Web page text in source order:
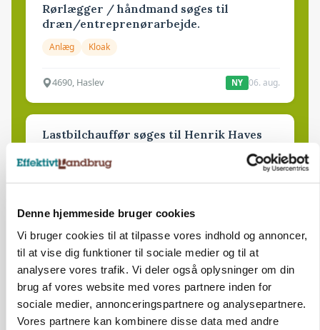
Denne hjemmeside bruger cookies
Vi bruger cookies til at tilpasse vores indhold og annoncer,
til at vise dig funktioner til sociale medier og til at
analysere vores trafik. Vi deler også oplysninger om din
brug af vores website med vores partnere inden for
sociale medier, annonceringspartnere og analysepartnere.
Vores partnere kan kombinere disse data med andre
Rørlægger / håndmand søges til
dræn/entreprenørarbejde.
Anlæg Kloak
4690, Haslev NY 06. aug.
Lastbilchauffør søges til Henrik Haves
Godstransport
4700, Næstved
Medarbejdere til griseproduktion
Grise